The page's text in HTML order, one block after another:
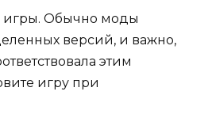
игры. Обычно моды
версий, и важно,
этим
игру при